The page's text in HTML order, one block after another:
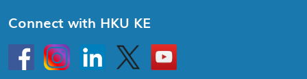
Connect with HKU KE
HKU
InstagramLinkedin Twitter
Go
to
HKU